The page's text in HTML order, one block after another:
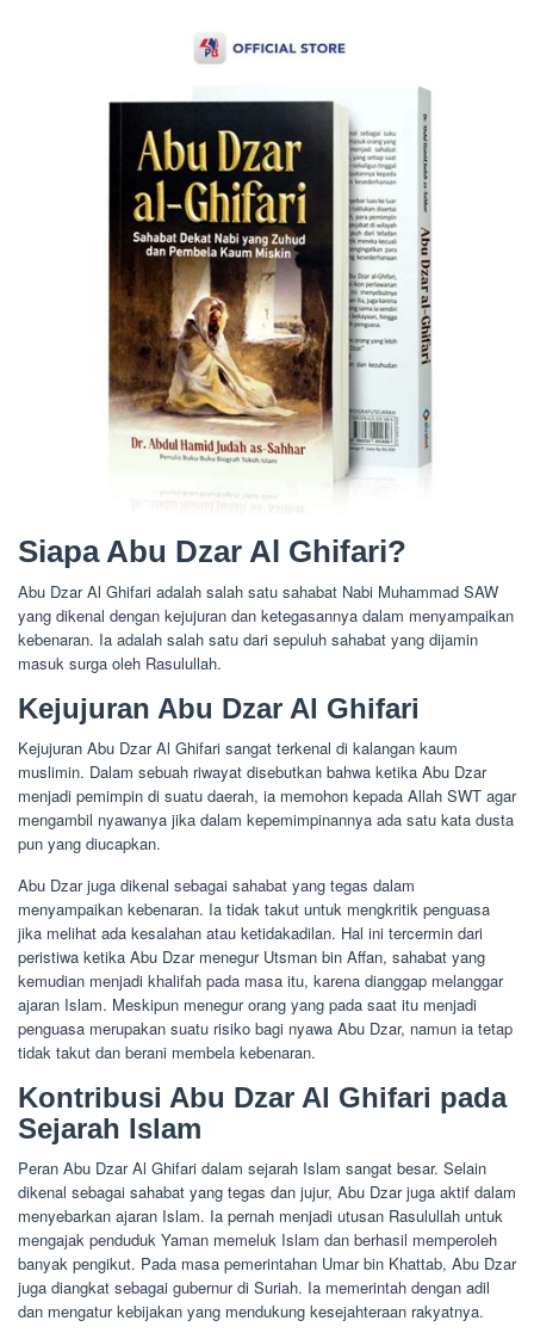
Siapa Abu Dzar Al Ghifari?
Abu Dzar Al Ghifari adalah salah satu sahabat Nabi Muhammad SAW
yang dikenal dengan kejujuran dan ketegasannya dalam menyampaikan
kebenaran. Ia adalah salah satu dari sepuluh sahabat yang dijamin
masuk surga oleh Rasulullah.
Kejujuran Abu Dzar Al Ghifari
Kejujuran Abu Dzar Al Ghifari sangat terkenal di kalangan kaum
muslimin. Dalam sebuah riwayat disebutkan bahwa ketika Abu Dzar
menjadi pemimpin di suatu daerah, ia memohon kepada Allah SWT agar
mengambil nyawanya jika dalam kepemimpinannya ada satu kata dusta
pun yang diucapkan.
Abu Dzar juga dikenal sebagai sahabat yang tegas dalam
menyampaikan kebenaran. Ia tidak takut untuk mengkritik penguasa
jika melihat ada kesalahan atau ketidakadilan. Hal ini tercermin dari
peristiwa ketika Abu Dzar menegur Utsman bin Affan, sahabat yang
kemudian menjadi khalifah pada masa itu, karena dianggap melanggar
ajaran Islam. Meskipun menegur orang yang pada saat itu menjadi
penguasa merupakan suatu risiko bagi nyawa Abu Dzar, namun ia tetap
tidak takut dan berani membela kebenaran.
Kontribusi Abu Dzar Al Ghifari pada
Sejarah Islam
Peran Abu Dzar Al Ghifari dalam sejarah Islam sangat besar. Selain
dikenal sebagai sahabat yang tegas dan jujur, Abu Dzar juga aktif dalam
menyebarkan ajaran Islam. Ia pernah menjadi utusan Rasulullah untuk
mengajak penduduk Yaman memeluk Islam dan berhasil memperoleh
banyak pengikut. Pada masa pemerintahan Umar bin Khattab, Abu Dzar
juga diangkat sebagai gubernur di Suriah. Ia memerintah dengan adil
dan mengatur kebijakan yang mendukung kesejahteraan rakyatnya.